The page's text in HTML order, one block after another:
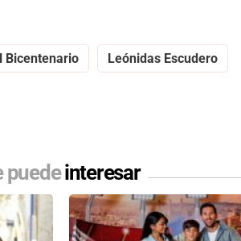
Bicentenario Leónidas Escudero
puedeinteresar